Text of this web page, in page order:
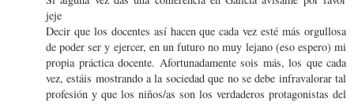
jeje
Decir que los docentes así hacen que cada vez esté más orgullosa
de poder ser y ejercer, en un futuro no muy lejano (eso espero) mi
propia práctica docente. Afortunadamente sois más, los que cada
vez, estáis mostrando a la sociedad que no se debe infravalorar tal
profesión y que los niños/as son los verdaderos protagonistas del